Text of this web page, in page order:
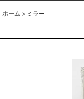
ホーム > ミラー